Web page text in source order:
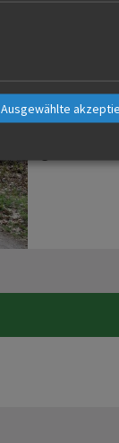
Am
einem
Ausgewählte